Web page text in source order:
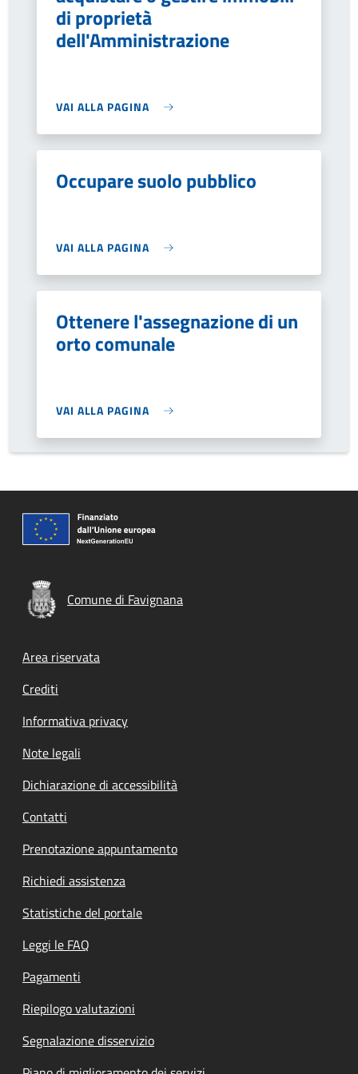
di proprietà
dell'Amministrazione
VAI ALLA PAGINA
Occupare suolo pubblico
VAI ALLA PAGINA
Ottenere l'assegnazione di un
orto comunale
VAI ALLA PAGINA
Comune di Favignana
Footer menu
Area riservata
Crediti
Informativa privacy
Note legali
Dichiarazione di accessibilità
Contatti
Prenotazione appuntamento
Richiedi assistenza
Statistiche del portale
Leggi le FAQ
Pagamenti
Riepilogo valutazioni
Segnalazione disservizio